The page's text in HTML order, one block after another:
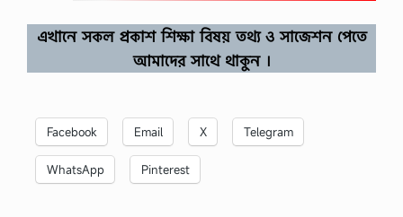
এখানে সকল প্রকাশ শিক্ষা বিষয় তথ্য ও সাজেশন পেতে
আমাদের সাথে থাকুন ।
Facebook Email X Telegram
WhatsApp Pinterest